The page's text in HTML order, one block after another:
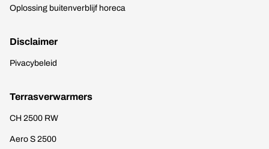
Oplossing buitenverblijf horeca
Disclaimer
Pivacybeleid
Terrasverwarmers
CH 2500 RW
Aero S 2500